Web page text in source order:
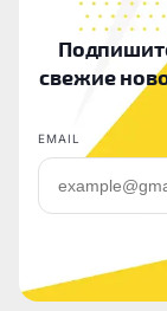
свежие
EMAIL